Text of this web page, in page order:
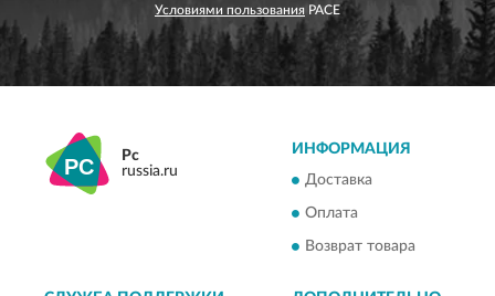
Условиями пользования PACE
Pc
russia.ru
ИНФОРМАЦИЯ
Доставка
Оплата
Возврат товара